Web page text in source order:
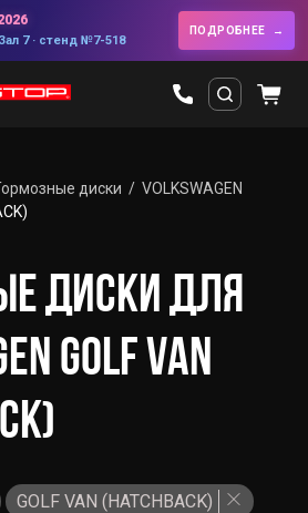
Зал 7 · стенд №7-518
ПОДРОБНЕЕ
диски
VOLKSWAGEN
ДИСКИ ДЛЯ
GOLF VAN
GOLF VAN (HATCHBACK)